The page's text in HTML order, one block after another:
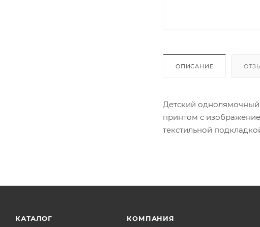
ОПИСАНИЕ
Детский однолямочный
принтом с
текстильной
КАТАЛОГ КОМПАНИЯ